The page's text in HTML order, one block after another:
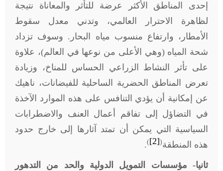
إحدى المناطق الأكثر عرضة للتأثر والمعاناة نتيجة
لظاهرة الاحترار العالمي، وتدني معدل سقوط
الأمطار، وارتفاع منسوب مياه البحار. وسوف تزداد
شحة المياه (وهي الأعلى من نوعها في العالم)، علاوة
على تأثر النشاط الزراعي الحساس للمناخ، وزيادة
تعرض المناطق الحضرية الساحلية للفيضانات، ناهيك
عن إمكانية أن يؤدي التنافس على هذه الموارد الآخذة
في التضاؤل إلى تفاقم أعمال العنف والاضطرابات
السياسية التي يمكن أن تمتد آثارها إلى خارج حدود
هذه المنطقة(
[2]
)
.
ثانيا- مؤسسات التمويل الدولية والحد من التدهور